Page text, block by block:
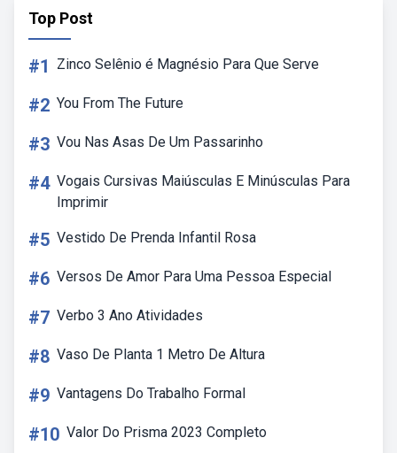
Top Post
#1 Zinco Selênio é Magnésio Para Que Serve
#2 You From The Future
#3 Vou Nas Asas De Um Passarinho
#4 Vogais Cursivas Maiúsculas E Minúsculas Para
Imprimir
#5 Vestido De Prenda Infantil Rosa
#6 Versos De Amor Para Uma Pessoa Especial
#7 Verbo 3 Ano Atividades
#8 Vaso De Planta 1 Metro De Altura
#9 Vantagens Do Trabalho Formal
#10 Valor Do Prisma 2023 Completo